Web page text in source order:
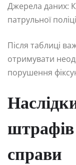
Джерела даних:
патрульної
Після таблиці
отримувати
порушення
штрафів
справи